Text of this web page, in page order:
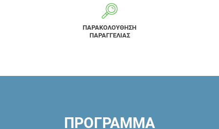
ΠΑΡΑΚΟΛΟΥΘΗΣΗ
ΠΑΡΑΓΓΕΛΙΑΣ
ΠΡΟΓΡΑΜΜΑ